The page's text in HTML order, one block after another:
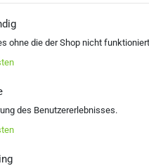
ohne die der Shop nicht
des Benutzererlebnisses.